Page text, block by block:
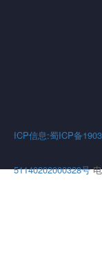
ICP信息:蜀ICP备
51140202000328号